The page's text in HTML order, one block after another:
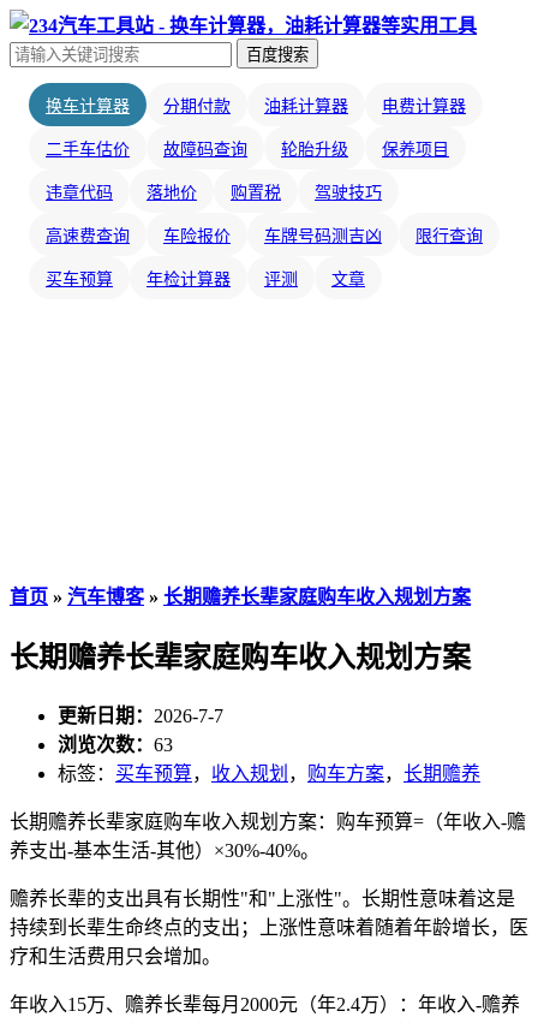
百度搜索
换车计算器 分期付款 油耗计算器 电费计算器
二手车估价 故障码查询 轮胎升级 保养项目
违章代码 落地价 购置税 驾驶技巧
高速费查询 车险报价 车牌号码测吉凶 限行查询
买车预算 年检计算器 评测 文章
首页 » 汽车博客» 长期赡养长辈家庭购车收入规划方案
长期赡养长辈家庭购车收入规划方案
更新日期： 2026-7-7
浏览次数： 63
标签： 买车预算， 收入规划 ， 购车方案， 长期赡养
长期赡养长辈家庭购车收入规划方案：购车预算=（年收入-赡
养支出-基本生活-其他）×30%-40%。
赡养长辈的支出具有长期性"和"上涨性"。长期性意味着这是
持续到长辈生命终点的支出；上涨性意味着随着年龄增长，医
疗和生活费用只会增加。
年收入15万、赡养长辈每月2000元（年2.4万）：年收入-赡养